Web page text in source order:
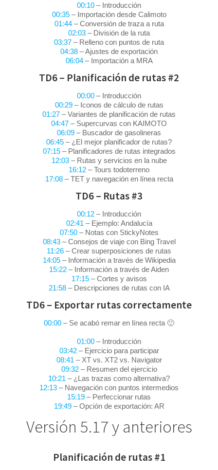
00:10 – Introducción
00:35– Importación desde Calimoto
01:44– Conversión de traza a ruta
02:03 – División de la ruta
03:37 – Relleno con puntos de ruta
04:38 – Ajustes de exportación
06:04– Importación a MRA
TD6 – Planificación de rutas #2
00:00 – Introducción
00:29– Iconos de cálculo de rutas
01:27 – Variantes de planificación de rutas
04:47 – Supercurvas con KAIMOTO
06:09 – Buscador de gasolineras
06:45 – ¿El mejor planificador de rutas?
07:15– Planificadores de rutas integrados
12:03– Rutas y servicios en la nube
16:12 – Tours todoterreno
17:08– TET y navegación en línea recta
TD6 – Rutas #3
00:12 – Introducción
02:41 – Ejemplo: Andalucía
07:50– Notas con StickyNotes
08:43– Consejos de viaje con Bing Travel
11:26 – Crear superposiciones de rutas
14:05– Información a través de Wikipedia
15:22 – Información a través de Aiden
17:15– Cortes y avisos
21:58– Descripciones de rutas con IA
TD6 – Exportar rutas correctamente
00:00 – Se acabó remar en línea recta 🙂
01:00 – Introducción
03:42– Ejercicio para participar
08:41 – XT vs. XT2 vs. Navigator
09:32– Resumen del ejercicio
10:21 – ¿Las trazas como alternativa?
12:13 – Navegación con puntos intermedios
15:19 – Perfeccionar rutas
19:49– Opción de exportación: AR
Versión 5.17 y anteriores
Planificación de rutas #1